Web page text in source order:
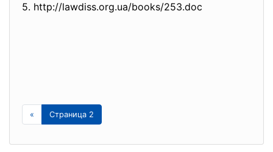
5. http://lawdiss.org.ua/books/253.doc
« Страница 2